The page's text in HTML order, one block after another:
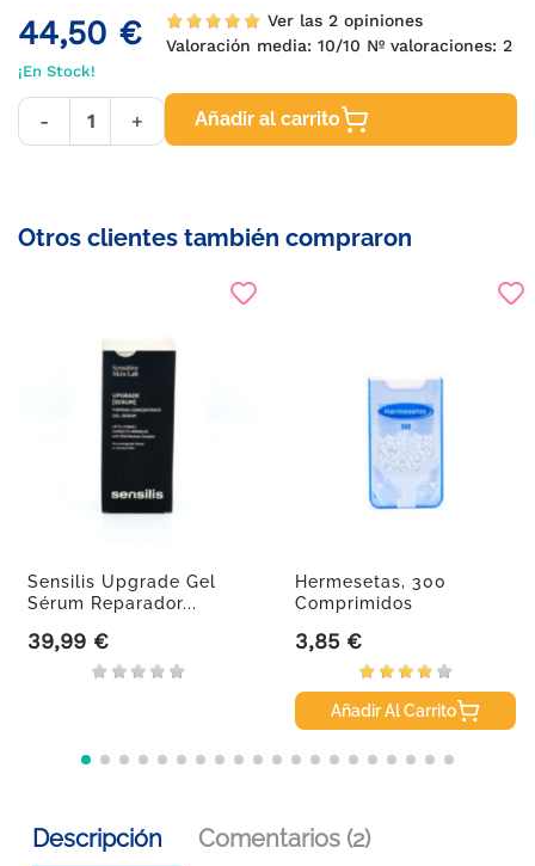
44,50 €
Ver las 2 opiniones
Valoración media: 10/10 Nº valoraciones: 2
¡En Stock!
- + Añadir al carrito
Otros clientes también compraron
Sensilis Upgrade Gel
Sérum Reparador...
Precio
39,99 €
Hermesetas, 300
Comprimidos
Precio
3,85 €
Añadir Al Carrito
Descripción Comentarios (2)